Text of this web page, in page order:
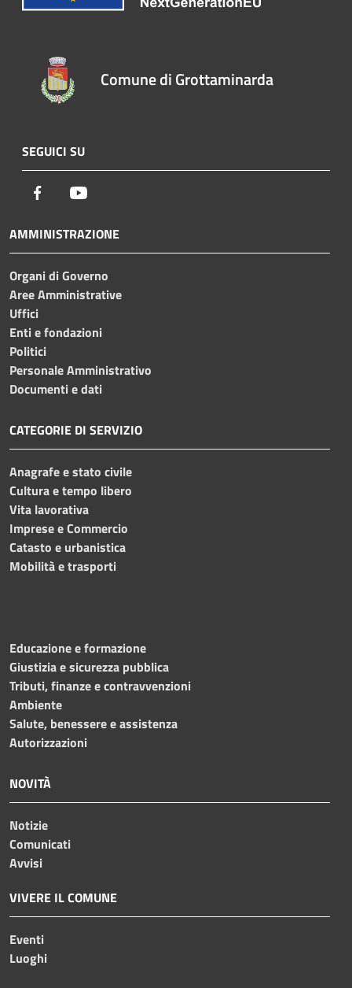
Comune di Grottaminarda
SEGUICI SU
Facebook
AMMINISTRAZIONE
Organi di Governo
Aree Amministrative
Uffici
Enti e fondazioni
Politici
Personale Amministrativo
Documenti e dati
CATEGORIE DI SERVIZIO
Anagrafe e stato civile
Cultura e tempo libero
Vita lavorativa
Imprese e Commercio
Catasto e urbanistica
Mobilità e trasporti
Educazione e formazione
Giustizia e sicurezza pubblica
Tributi, finanze e contravvenzioni
Ambiente
Salute, benessere e assistenza
Autorizzazioni
NOVITÀ
Notizie
Comunicati
Avvisi
VIVERE IL COMUNE
Eventi
Luoghi